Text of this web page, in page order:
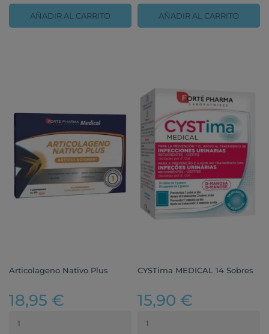
AÑADIR AL CARRITO AÑADIR AL CARRITO
Articolageno Nativo Plus
18,95 €
CYSTima MEDICAL 14 Sobres
15,90 €